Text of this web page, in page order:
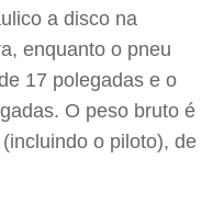
a disco na
enquanto o pneu
17 polegadas e o
O peso bruto é
o piloto), de